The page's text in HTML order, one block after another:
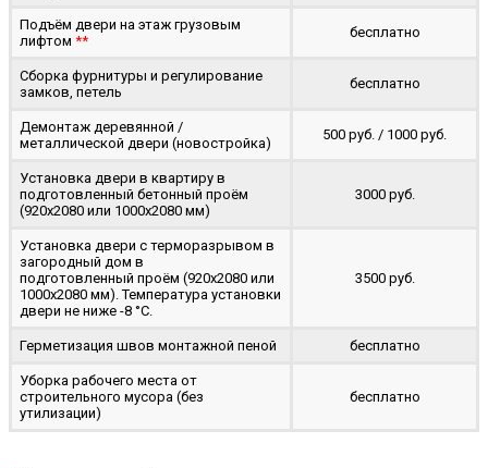
Подъём двери на этаж грузовым
лифтом **
бесплатно
Сборка фурнитуры и регулирование
замков, петель
бесплатно
Демонтаж деревянной /
металлической двери (новостройка)
500 руб. / 1000 руб.
Установка двери в квартиру в
подготовленный бетонный проём
(920x2080 или 1000x2080 мм)
3000 руб.
Установка двери с терморазрывом в
загородный дом в
подготовленный проём (920x2080 или
1000x2080 мм). Температура установки
двери не ниже -8 °C.
3500 руб.
Герметизация швов монтажной пеной бесплатно
Уборка рабочего места от
строительного мусора (без
утилизации)
бесплатно